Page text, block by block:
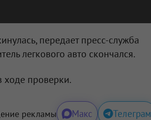
передает пресс-служба
легкового авто скончался.
ходе проверки.
рекламы Макс Телеграм